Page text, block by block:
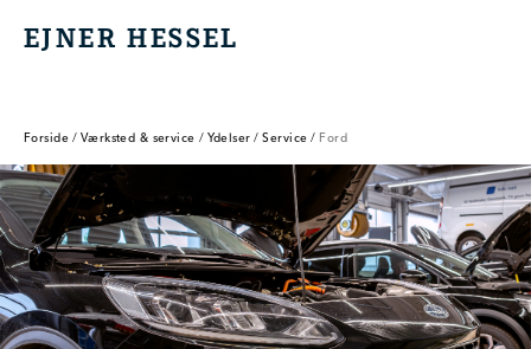
EJNER HESSEL
EJNER HESSEL
Forside / Værksted & service / Ydelser / Service / Ford